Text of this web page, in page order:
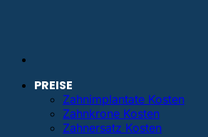
PREISE
Zahnimplantate Kosten
Zahnkrone Kosten
Zahnersatz Kosten